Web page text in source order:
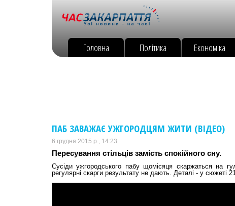
Головна Політика Економіка
ПАБ ЗАВАЖАЄ УЖГОРОДЦЯМ ЖИТИ (ВІДЕО)
6 грудня 2015 р., 14:23
Пересування стільців замість спокійного сну.
Сусіди ужгородського пабу щомісяця скаржаться на
регулярні скарги результату не дають. Деталі - у сюжеті